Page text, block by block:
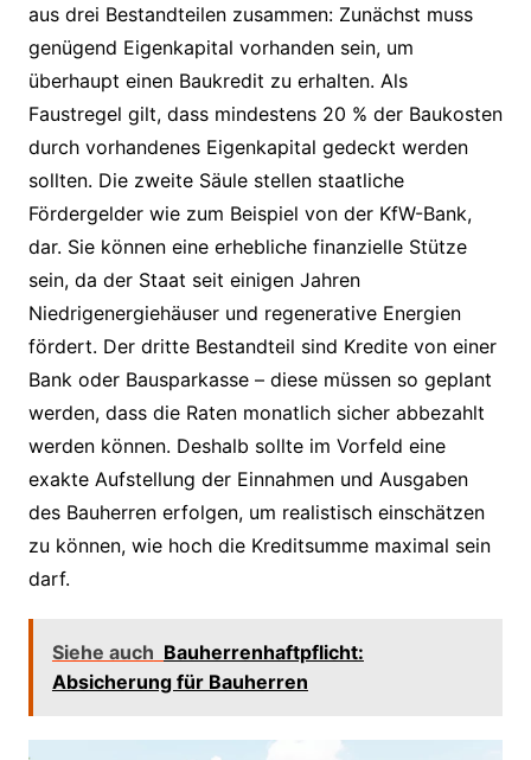
aus drei Bestandteilen zusammen: Zunächst muss
genügend Eigenkapital vorhanden sein, um
überhaupt einen Baukredit zu erhalten. Als
Faustregel gilt, dass mindestens 20 % der Baukosten
durch vorhandenes Eigenkapital gedeckt werden
sollten. Die zweite Säule stellen staatliche
Fördergelder wie zum Beispiel von der KfW-Bank,
dar. Sie können eine erhebliche finanzielle Stütze
sein, da der Staat seit einigen Jahren
Niedrigenergiehäuser und regenerative Energien
fördert. Der dritte Bestandteil sind Kredite von einer
Bank oder Bausparkasse – diese müssen so geplant
werden, dass die Raten monatlich sicher abbezahlt
werden können. Deshalb sollte im Vorfeld eine
exakte Aufstellung der Einnahmen und Ausgaben
des Bauherren erfolgen, um realistisch einschätzen
zu können, wie hoch die Kreditsumme maximal sein
darf.
Siehe auch Bauherrenhaftpflicht:
Absicherung für Bauherren